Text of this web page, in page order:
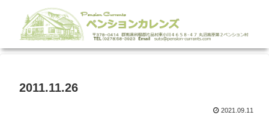
2011.11.26
2021.09.11